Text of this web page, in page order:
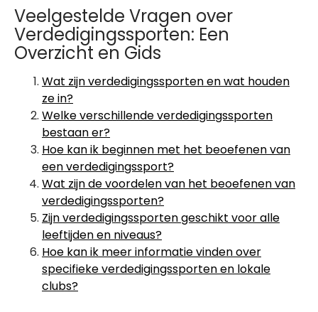
Veelgestelde Vragen over
Verdedigingssporten: Een
Overzicht en Gids
Wat zijn verdedigingssporten en wat houden
ze in?
Welke verschillende verdedigingssporten
bestaan er?
Hoe kan ik beginnen met het beoefenen van
een verdedigingssport?
Wat zijn de voordelen van het beoefenen van
verdedigingssporten?
Zijn verdedigingssporten geschikt voor alle
leeftijden en niveaus?
Hoe kan ik meer informatie vinden over
specifieke verdedigingssporten en lokale
clubs?